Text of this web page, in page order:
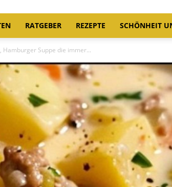
RATGEBER REZEPTE SCHÖNHEIT
Hamburger Suppe die immer...